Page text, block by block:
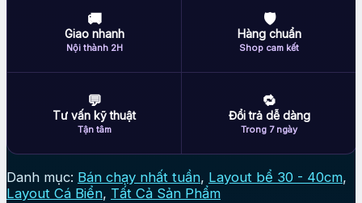
🚚
Giao nhanh
Nội thành 2H
🛡
Hàng chuẩn
Shop cam kết
💬
Tư vấn kỹ thuật
Tận tâm
🔁
Đổi trả dễ dàng
Trong 7 ngày
Danh mục: Bán chạy nhất tuần, Layout bể 30 - 40cm,
Layout Cá Biển, Tất Cả Sản Phẩm